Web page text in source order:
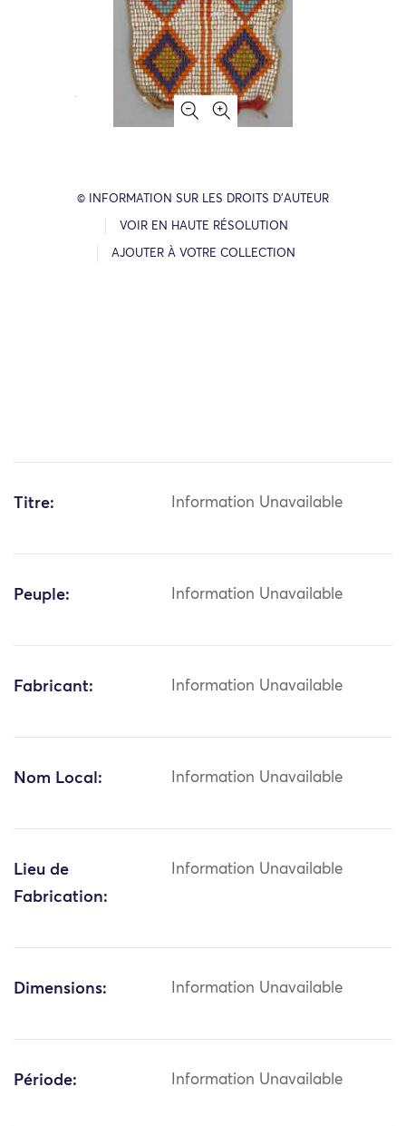
© INFORMATION SUR LES DROITS D’AUTEUR
VOIR EN HAUTE RÉSOLUTION
AJOUTER À VOTRE COLLECTION
Titre: Information Unavailable
Peuple: Information Unavailable
Fabricant: Information Unavailable
Nom Local: Information Unavailable
Lieu de
Fabrication:
Information Unavailable
Dimensions: Information Unavailable
Période: Information Unavailable